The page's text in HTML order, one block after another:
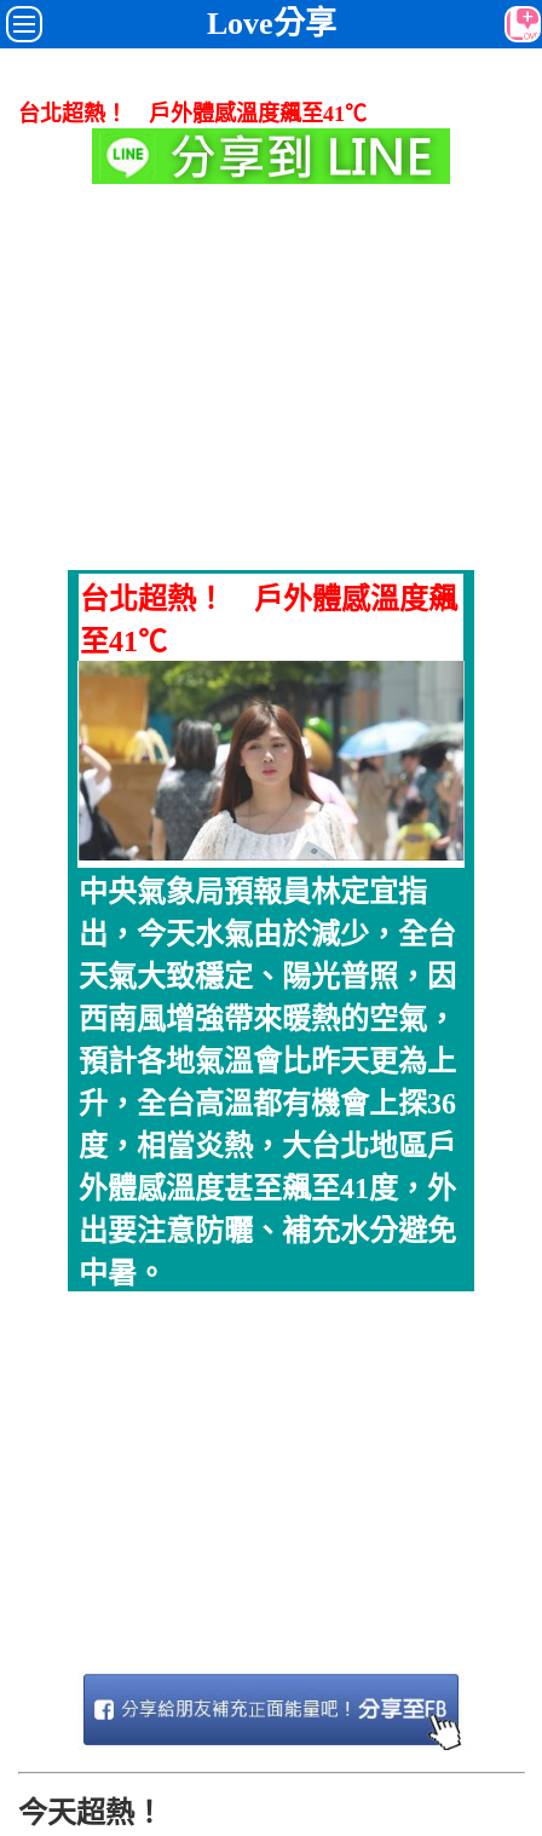
Love分享
台北超熱！ 戶外體感溫度飆至41℃
台北超熱！ 戶外體感溫度飆
至41℃
中央氣象局預報員林定宜指
出，今天水氣由於減少，全台
天氣大致穩定、陽光普照，因
西南風增強帶來暖熱的空氣，
預計各地氣溫會比昨天更為上
升，全台高溫都有機會上探36
度，相當炎熱，大台北地區戶
外體感溫度甚至飆至41度，外
出要注意防曬、補充水分避免
中暑。
今天超熱！